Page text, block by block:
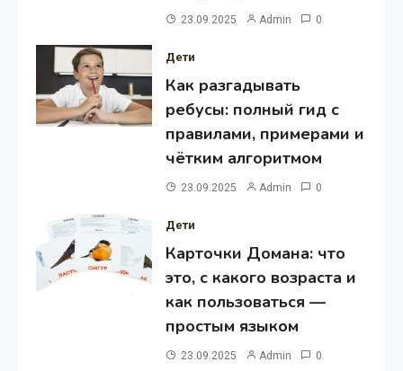
23.09.2025 Admin 0
Дети
Как разгадывать
ребусы: полный гид с
правилами, примерами и
чётким алгоритмом
23.09.2025 Admin 0
Дети
Карточки Домана: что
это, с какого возраста и
как пользоваться —
простым языком
23.09.2025 Admin 0